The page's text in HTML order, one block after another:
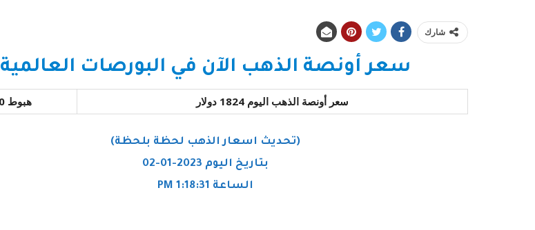
شارك
سعر أونصة الذهب الآن في البورصات العالمية
سعر أونصة الذهب اليوم 1824 دولار هبوط 0 $
(تحديث اسعار الذهب لحظة بلحظة)
بتاريخ اليوم 2023-01-02
الساعة 1:18:31 PM